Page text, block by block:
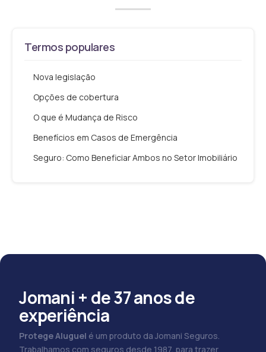
Termos populares
Nova legislação
Opções de cobertura
O que é Mudança de Risco
Benefícios em Casos de Emergência
Seguro: Como Beneficiar Ambos no Setor Imobiliário
Jomani + de 37 anos de
experiência
Protege Aluguel é um produto da Jomani Seguros.
Trabalhamos com seguros desde 1987, para trazer